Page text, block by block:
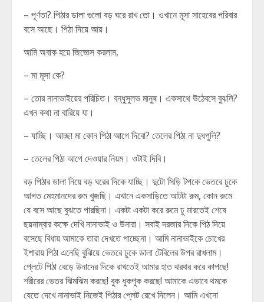
– পূর্ণতা? পিঠার ডালা গুলো বড় ঘরে রাখ তো। ওখানে মূসা সাহেবের পরিবার
বসে আছে। পিঠা দিয়ে আয়।
আমি অবাক হয়ে জিজ্ঞেস করলাম,
– মা মূসা কে?
– তোর নানাভাইয়ের পরিচিত। বন্ধুসুলভ মানুষ। একসাথে উঠেবসে বুঝলি?
এখন কথা না বারিয়ে যা।
– যাচ্ছি। আচ্ছা মা কোন পিঠা আগে দিবো? তেলের পিঠা না দুধপুলি?
– তেলের পিঠা আগে দেওয়ার নিয়ম। ওটাই দিবি।
বড় পিঠার ডালা নিয়ে বড় ঘরের দিকে যাচ্ছি। দুটো সিড়ি টপকে ভেতরে ঢুকে
আগত মেহমানদের রুম খুজছি। এখানে একসাড়িতে আটটা রুম, কোন রুমে
যে বসে আছে বুঝতে পারছিনা। একটা একটা করে রুমে ঢু মারতেই শেষে
ছয়নাম্বার কক্ষে দেখি নানাভাই ও উনারা। সবাই দরজার দিকে পিঠ দিয়ে
বসেছে বিধায় আমাকে তারা দেখতে পাচ্ছেনা। আমি নানাভাইকে চোখের
ইশারায় পিঠা এনেছি বুঝিয়ে ভেতরে ঢুকে ডালা টেবিলের উপর রাখলাম।
প্লেটে পিঠা বেড়ে উনাদের দিকে রাখতেই আমার হাত থরথর করে কাপছে!
শরীরের ভেতর ঝিমঝিম করছে! বুক ধুকপুক করছে! আমাকে এভাবে থমকে
যেতে দেখে নানাভাই নিজেই পিঠার প্লেট রেখে দিলেন। আমি এখনো